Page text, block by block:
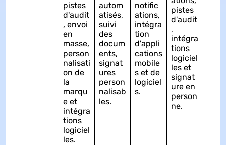
pistes
d'audit
, envoi
en
masse,
person
nalisati
on de
la
marqu
e et
intégra
tions
logiciel
les.
autom
atisés,
suivi
des
docum
ents,
signat
ures
person
nalisab
les.
notific
ations,
intégra
tion
d'appli
cations
mobile
s et de
logiciel
s.
pistes
d'audit
,
intégra
tions
logiciel
les et
signat
ure en
person
ne.